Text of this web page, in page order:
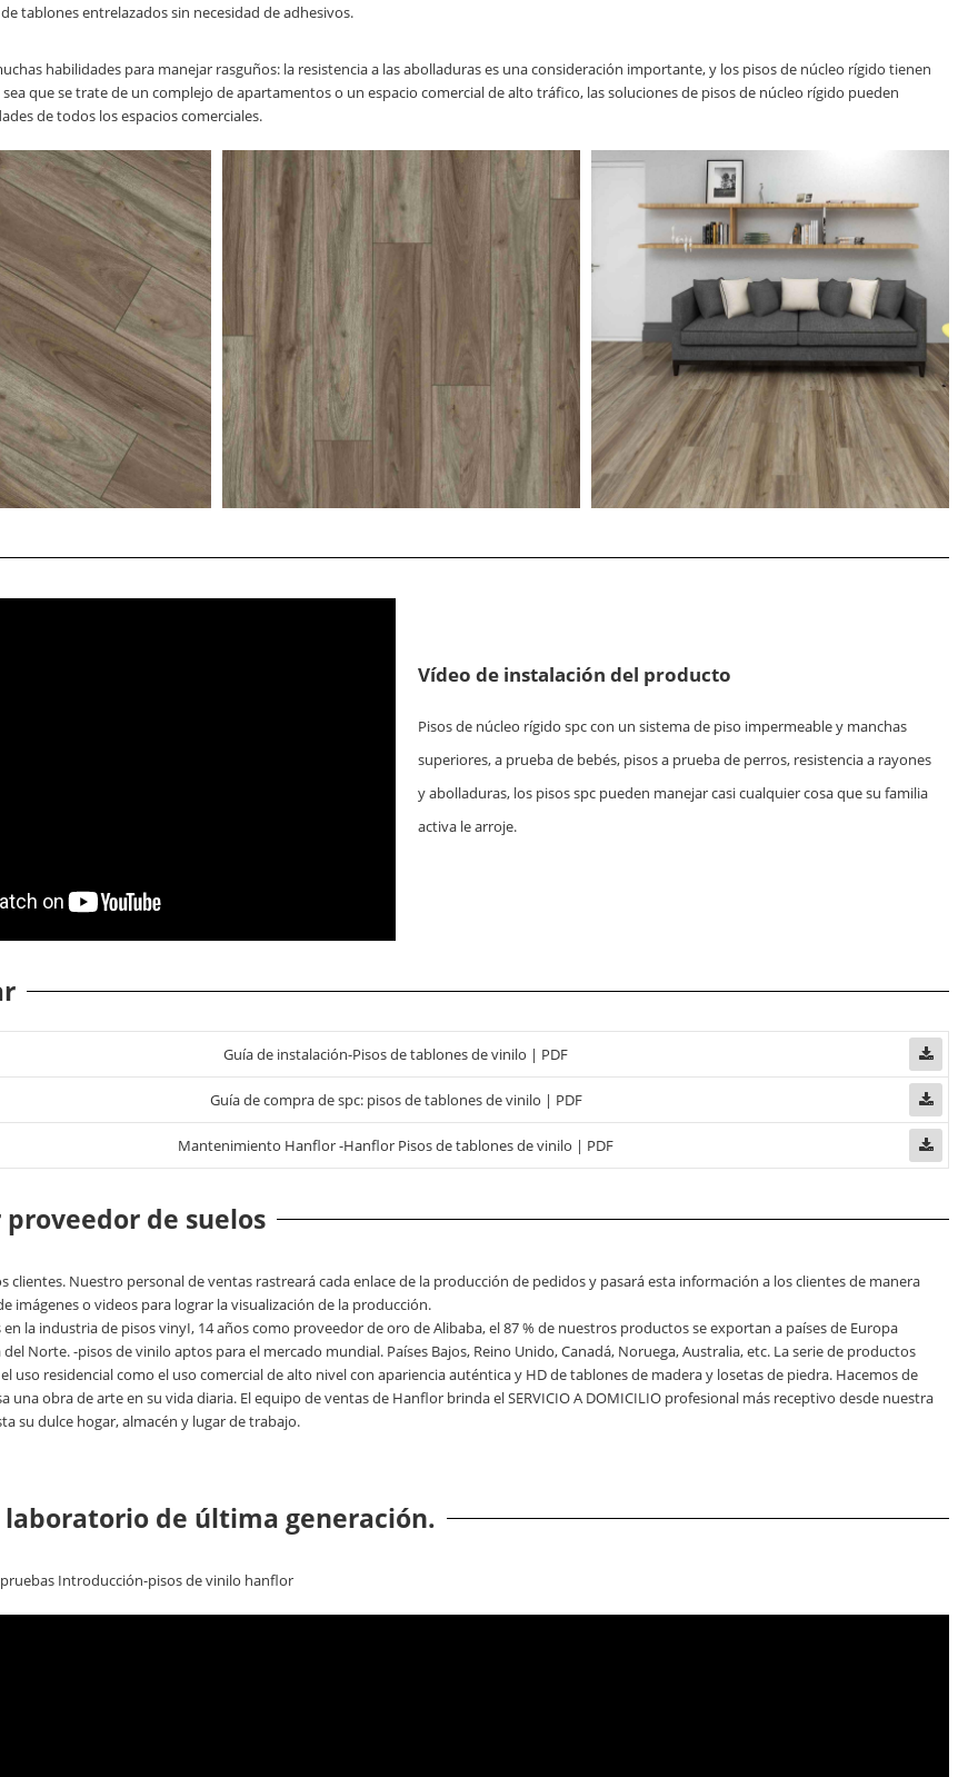
tablones entrelazados sin necesidad de adhesivos.
habilidades para manejar rasguños: la resistencia a las abolladuras es una consideración importante, y los pisos de núcleo rígido tienen
sea que se trate de un complejo de apartamentos o un espacio comercial de alto tráfico, las soluciones de pisos de núcleo rígido pueden
de todos los espacios comerciales.
Vídeo de instalación del producto
Pisos de núcleo rígido spc con un sistema de piso impermeable y manchas
superiores, a prueba de bebés, pisos a prueba de perros, resistencia a rayones
y abolladuras, los pisos spc pueden manejar casi cualquier cosa que su familia
activa le arroje.
Guía de instalación-Pisos de tablones de vinilo | PDF
Guía de compra de spc: pisos de tablones de vinilo | PDF
Mantenimiento Hanflor -Hanflor Pisos de tablones de vinilo | PDF
de suelos
clientes. Nuestro personal de ventas rastreará cada enlace de la producción de pedidos y pasará esta información a los clientes de manera
imágenes o videos para lograr la visualización de la producción.
en la industria de pisos vinyI, 14 años como proveedor de oro de Alibaba, el 87 % de nuestros productos se exportan a países de Europa
Norte. -pisos de vinilo aptos para el mercado mundial. Países Bajos, Reino Unido, Canadá, Noruega, Australia, etc. La serie de productos
uso residencial como el uso comercial de alto nivel con apariencia auténtica y HD de tablones de madera y losetas de piedra. Hacemos de
una obra de arte en su vida diaria. El equipo de ventas de Hanflor brinda el SERVICIO A DOMICILIO profesional más receptivo desde nuestra
su dulce hogar, almacén y lugar de trabajo.
laboratorio de última generación.
Introducción-pisos de vinilo hanflor